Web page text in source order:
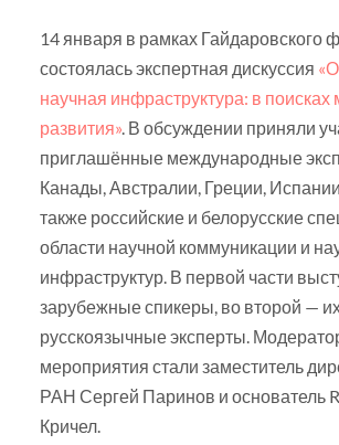
14 января в рамках Гайдаровского
состоялась экспертная дискуссия
научная инфраструктура: в поисках
развития». В обсуждении приняли
приглашённые международные
Канады, Австралии, Греции,
также российские и белорусские
области научной коммуникации и
инфраструктур. В первой части
зарубежные спикеры, во второй —
русскоязычные эксперты.
мероприятия стали заместитель
РАН Сергей Паринов и основатель
Кричел.